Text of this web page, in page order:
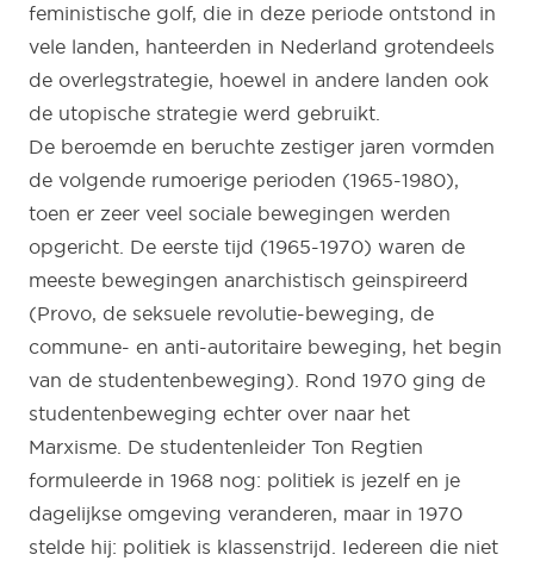
feministische golf, die in deze periode ontstond in
vele landen, hanteerden in Nederland grotendeels
de overlegstrategie, hoewel in andere landen ook
de utopische strategie werd gebruikt.
De beroemde en beruchte zestiger jaren vormden
de volgende rumoerige perioden (1965-1980),
toen er zeer veel sociale bewegingen werden
opgericht. De eerste tijd (1965-1970) waren de
meeste bewegingen anarchistisch geinspireerd
(Provo, de seksuele revolutie-beweging, de
commune- en anti-autoritaire beweging, het begin
van de studentenbeweging). Rond 1970 ging de
studentenbeweging echter over naar het
Marxisme. De studentenleider Ton Regtien
formuleerde in 1968 nog: politiek is jezelf en je
dagelijkse omgeving veranderen, maar in 1970
stelde hij: politiek is klassenstrijd. Iedereen die niet